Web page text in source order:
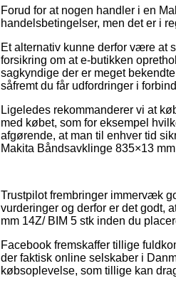
Forud for at nogen handler i en
handelsbetingelser, men det er i
Et alternativ kunne derfor være at
forsikring om at e-butikken
sagkyndige der er meget
såfremt du får udfordringer i
Ligeledes rekommanderer vi at
med købet, som for eksempel
afgørende, at man til enhver tid
Makita Båndsavklinge 835×13
Trustpilot frembringer immervæk
vurderinger og derfor er det godt,
mm 14Z/ BIM 5 stk inden du
Facebook fremskaffer tillige
der faktisk online selskaber i
købsoplevelse, som tillige kan